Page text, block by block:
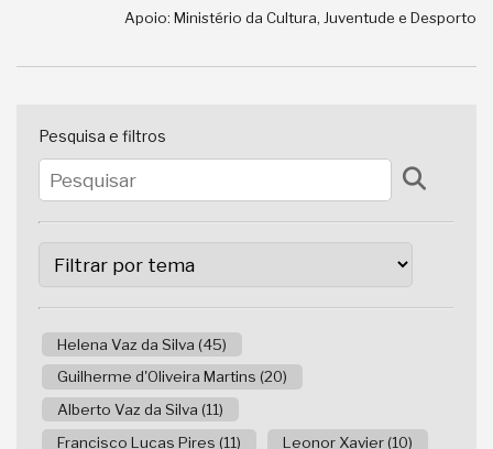
Apoio: Ministério da Cultura, Juventude e Desporto
Pesquisa e filtros
Helena Vaz da Silva (45)
Guilherme d'Oliveira Martins (20)
Alberto Vaz da Silva (11)
Francisco Lucas Pires (11)
Leonor Xavier (10)